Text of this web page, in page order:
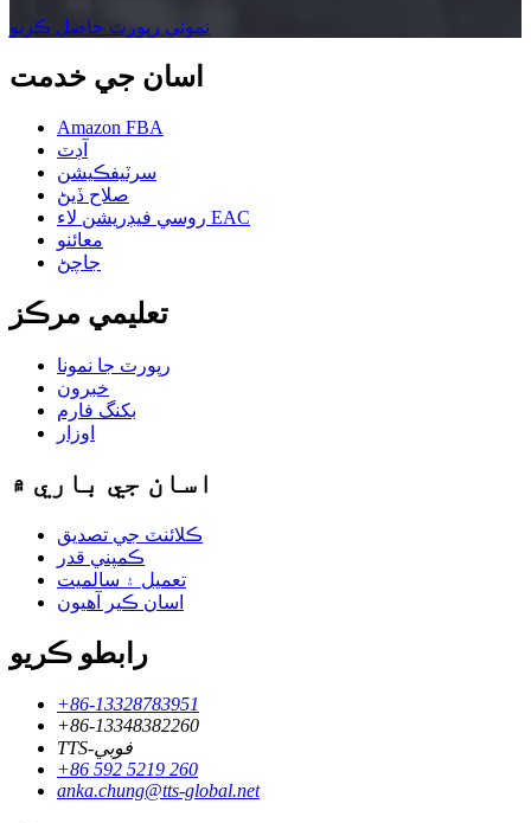
نموني رپورٽ حاصل ڪريو
اسان جي خدمت
Amazon FBA
آڊٽ
سرٽيفڪيشن
صلاح ڏيڻ
روسي فيڊريشن لاء EAC
معائنو
جاچڻ
تعليمي مرڪز
رپورٽ جا نمونا
خبرون
بکنگ فارم
اوزار
اسان جي باري ۾
ڪلائنٽ جي تصديق
ڪمپني قدر
تعميل ۽ سالميت
اسان ڪير آهيون
رابطو ڪريو
+86-13328783951
+86-13348382260
TTS-فوبي
+86 592 5219 260
anka.chung@tts-global.net